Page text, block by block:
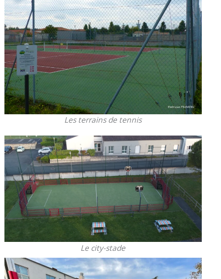
Les terrains de tennis
Le city-stade